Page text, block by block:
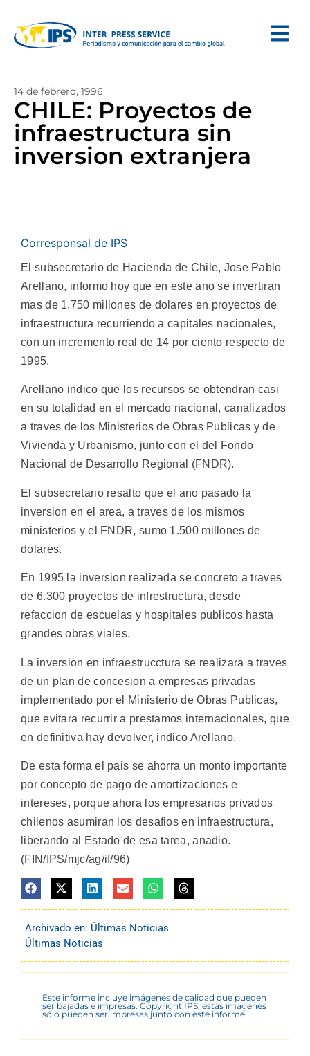
14 de febrero, 1996
CHILE: Proyectos de
infraestructura sin
inversion extranjera
Corresponsal de IPS
El subsecretario de Hacienda de Chile, Jose Pablo
Arellano, informo hoy que en este ano se invertiran
mas de 1.750 millones de dolares en proyectos de
infraestructura recurriendo a capitales nacionales,
con un incremento real de 14 por ciento respecto de
1995.
Arellano indico que los recursos se obtendran casi
en su totalidad en el mercado nacional, canalizados
a traves de los Ministerios de Obras Publicas y de
Vivienda y Urbanismo, junto con el del Fondo
Nacional de Desarrollo Regional (FNDR).
El subsecretario resalto que el ano pasado la
inversion en el area, a traves de los mismos
ministerios y el FNDR, sumo 1.500 millones de
dolares.
En 1995 la inversion realizada se concreto a traves
de 6.300 proyectos de infrestructura, desde
refaccion de escuelas y hospitales publicos hasta
grandes obras viales.
La inversion en infraestrucctura se realizara a traves
de un plan de concesion a empresas privadas
implementado por el Ministerio de Obras Publicas,
que evitara recurrir a prestamos internacionales, que
en definitiva hay devolver, indico Arellano.
De esta forma el pais se ahorra un monto importante
por concepto de pago de amortizaciones e
intereses, porque ahora los empresarios privados
chilenos asumiran los desafios en infraestructura,
liberando al Estado de esa tarea, anadio.
(FIN/IPS/mjc/ag/if/96)
Archivado en: Últimas Noticias
Últimas Noticias
Este informe incluye imágenes de calidad que pueden
ser bajadas e impresas. Copyright IPS, estas imágenes
sólo pueden ser impresas junto con este informe